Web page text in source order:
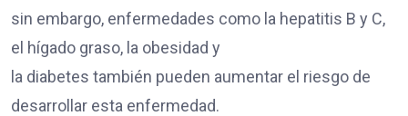
sin embargo, enfermedades como la hepatitis B y C,
el hígado graso, la obesidad y
la diabetes también pueden aumentar el riesgo de
desarrollar esta enfermedad.